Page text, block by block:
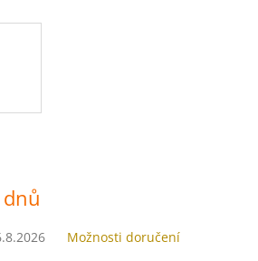
Možnosti doručení